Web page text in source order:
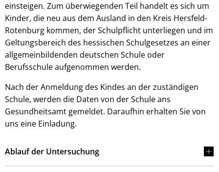
einsteigen. Zum überwiegenden Teil handelt es sich um
Kinder, die neu aus dem Ausland in den Kreis Hersfeld-
Rotenburg kommen, der Schulpflicht unterliegen und im
Geltungsbereich des hessischen Schulgesetzes an einer
allgemeinbildenden deutschen Schule oder
Berufsschule aufgenommen werden.
Nach der Anmeldung des Kindes an der zuständigen
Schule, werden die Daten von der Schule ans
Gesundheitsamt gemeldet. Daraufhin erhalten Sie von
uns eine Einladung.
Ablauf der Untersuchung